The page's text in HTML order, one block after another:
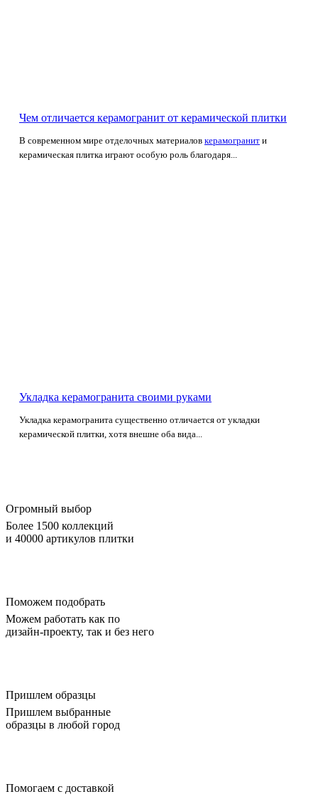
Чем отличается керамогранит от керамической плитки
В современном мире отделочных материалов керамогранит и
керамическая плитка играют особую роль благодаря...
Укладка керамогранита своими руками
Укладка керамогранита существенно отличается от укладки
керамической плитки, хотя внешне оба вида...
Огромный выбор
Более 1500 коллекций
и 40000 артикулов плитки
Поможем подобрать
Можем работать как по
дизайн-проекту, так и без него
Пришлем образцы
Пришлем выбранные
образцы в любой город
Помогаем с доставкой